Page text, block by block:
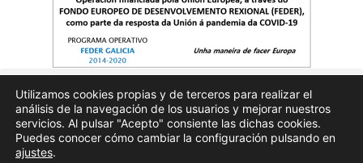
Quienes somos Publicidad Aviso Legal Politicas de privacidad
Utilizamos cookies propias y de terceros para realizar el
análisis de la navegación de los usuarios y mejorar nuestros
servicios. Al pulsar "Acepto" consiente las dichas cookies.
Puedes conocer cómo cambiar la configuración pulsando en
ajustes.